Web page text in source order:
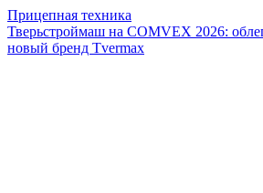
Прицепная техника
Тверьстроймаш на COMVEX 2026:
новый бренд Tvermax